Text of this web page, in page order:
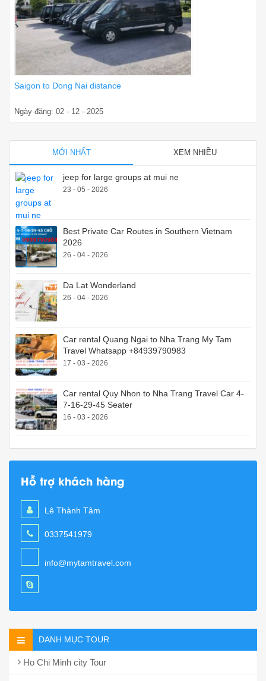
Saigon to Dong Nai distance
Ngày đăng: 02 - 12 - 2025
MỚI NHẤT XEM NHIỀU
jeep for large groups at mui ne
23 - 05 - 2026
Best Private Car Routes in Southern Vietnam
2026
26 - 04 - 2026
Da Lat Wonderland
26 - 04 - 2026
Car rental Quang Ngai to Nha Trang My Tam
Travel Whatsapp +84939790983
17 - 03 - 2026
Car rental Quy Nhon to Nha Trang Travel Car 4-
7-16-29-45 Seater
16 - 03 - 2026
Hỗ trợ khách hàng
Lê Thành Tâm
0337541979
info@mytamtravel.com
DANH MỤC TOUR
Ho Chi Minh city Tour